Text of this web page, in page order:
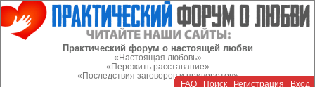
Регистрация
Практический форум о настоящей любви
«Настоящая любовь»
«Пережить расставание»
«Последствия заговоров и приворотов»
FAQ Поиск Регистрация Вход